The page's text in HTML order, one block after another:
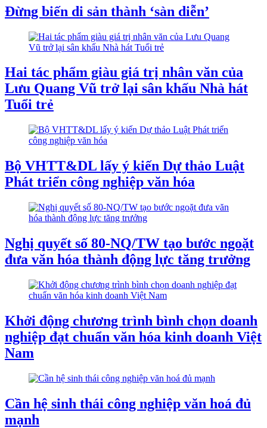
Đừng biến di sản thành ‘sàn diễn’
Hai tác phẩm giàu giá trị nhân văn của
Lưu Quang Vũ trở lại sân khấu Nhà hát
Tuổi trẻ
Bộ VHTT&DL lấy ý kiến Dự thảo Luật
Phát triển công nghiệp văn hóa
Nghị quyết số 80-NQ/TW tạo bước ngoặt
đưa văn hóa thành động lực tăng trưởng
Khởi động chương trình bình chọn doanh
nghiệp đạt chuẩn văn hóa kinh doanh Việt
Nam
Cần hệ sinh thái công nghiệp văn hoá đủ
mạnh